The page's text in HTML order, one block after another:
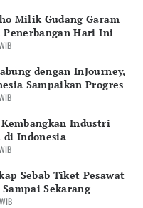
Milik Gudang Garam
Hari Ini
dengan InJourney,
Sampaikan Progres
Industri
di Indonesia
Sebab Tiket Pesawat
Sekarang